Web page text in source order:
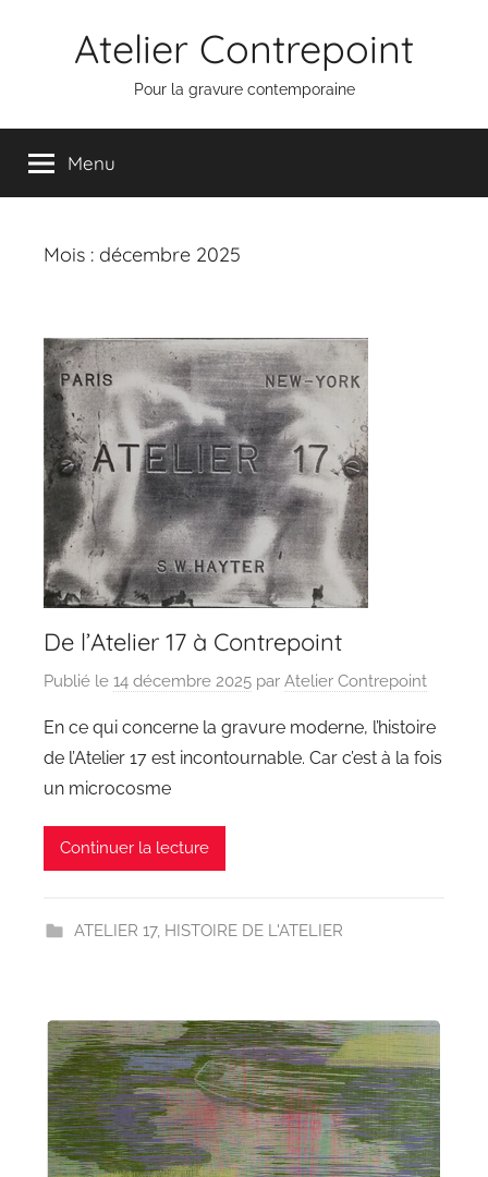
Atelier Contrepoint
Pour la gravure contemporaine
Menu
Mois : décembre 2025
De l’Atelier 17 à Contrepoint
Publié le 14 décembre 2025 par Atelier Contrepoint
En ce qui concerne la gravure moderne, l’histoire
de l’Atelier 17 est incontournable. Car c’est à la fois
un microcosme
Continuer la lecture
ATELIER 17, HISTOIRE DE L'ATELIER